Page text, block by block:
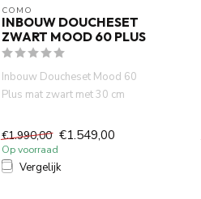
COMO
INBOUW DOUCHESET
ZWART MOOD 60 PLUS
Inbouw Doucheset Mood 60
Plus mat zwart met 30 cm
ingebouwd...
€1.990,00 €1.549,00
Op voorraad
Vergelijk